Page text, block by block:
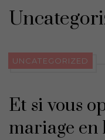
o
n
UNCATEGORIZED
Et si vous
mariage en